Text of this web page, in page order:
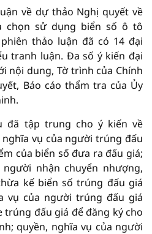
về dự thảo Nghị quyết về
chọn sử dụng biển số ô tô
thảo luận đã có 14 đại
tranh luận. Đa số ý kiến đại
nội dung, Tờ trình của Chính
Báo cáo thẩm tra của Ủy
đã tập trung cho ý kiến về
vụ của người trúng đấu
của biển số đưa ra đấu giá;
nhận chuyển nhượng,
kế biển số trúng đấu giá
vụ của người trúng đấu giá
đấu giá để đăng ký cho
quyền, nghĩa vụ của người